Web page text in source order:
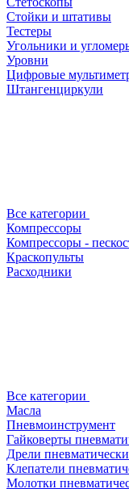
Стойки и штативы
Тестеры
Угольники и
Уровни
Цифровые
Штангенциркули
Все категории
Компрессоры
Компрессоры -
Краскопульты
Расходники
Все категории
Масла
Пневмоинструмент
Гайковерты
Дрели
Клепатели
Молотки